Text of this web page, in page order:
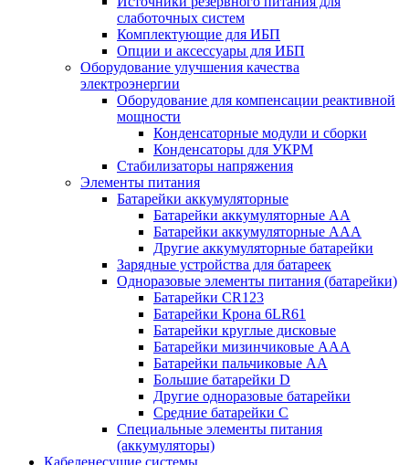
слаботочных систем
Комплектующие для ИБП
Опции и аксессуары для ИБП
Оборудование улучшения качества
электроэнергии
Оборудование для компенсации реактивной
мощности
Конденсаторные модули и сборки
Конденсаторы для УКРМ
Стабилизаторы напряжения
Элементы питания
Батарейки аккумуляторные
Батарейки аккумуляторные АА
Батарейки аккумуляторные ААА
Другие аккумуляторные батарейки
Зарядные устройства для батареек
Одноразовые элементы питания (батарейки)
Батарейки CR123
Батарейки Крона 6LR61
Батарейки круглые дисковые
Батарейки мизинчиковые ААА
Батарейки пальчиковые АА
Большие батарейки D
Другие одноразовые батарейки
Средние батарейки C
Специальные элементы питания
(аккумуляторы)
Кабеленесущие системы